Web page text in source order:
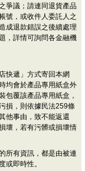
爭議；請連同退貨產品
號，或收件人委託人之
成退款錯誤之後續處理
，詳情可詢問各金融機
快遞」方式寄回本網
均會於產品專用紙盒外
包覆該產品專用紙盒，
損，則依據民法259條
他事由，致不能返還
壞，若有污髒或損壞情
所有資訊，都是由被連
或即時性。